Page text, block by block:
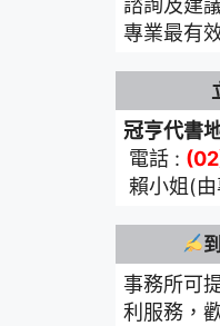
諮詢及建
專業最有
冠亨代書
電話 :
賴小姐(
事務所可
利服務，